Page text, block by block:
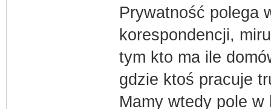
Prywatność polega
korespondencji,
tym kto ma ile
gdzie ktoś pracuje
Mamy wtedy pole